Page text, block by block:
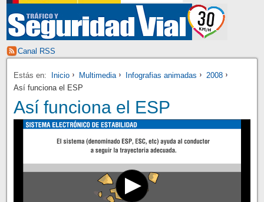
Canal RSS
Estás en: Inicio Multimedia Infografias animadas
2008
Así funciona el ESP
Así funciona el ESP